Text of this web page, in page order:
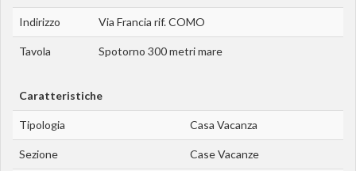
Indirizzo Via Francia rif. COMO
Tavola Spotorno 300 metri mare
Caratteristiche
Tipologia Casa Vacanza
Sezione Case Vacanze